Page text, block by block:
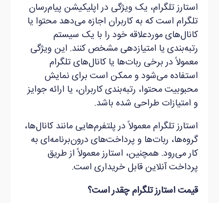
استارز تلگرام، یک ویژگی در اپلیکیشن پیام‌رسان
تلگرام است که به کاربران اجازه می‌دهد محتوا یا
کانال‌های موردعلاقه خود را با یک سیستم
رتبه‌بندی یا امتیازدهی مشخص کنند. این ویژگی
معمولاً در برخی ربات‌ها یا کانال‌های تلگرام
استفاده می‌شود و ممکن است برای نمایش
محبوبیت محتوا، رتبه‌بندی کاربران، یا ارائه جوایز
و امتیازات طراحی شده باشد.
استارز تلگرام معمولاً در پلتفرم‌هایی مانند کانال‌ها،
گروه‌ها، ربات‌ها و پرداخت‌های درون‌برنامه‌ای به
کار می‌رود. همچنین، استارز معمولاً از طریق
پرداخت آنلاین قابل خریداری است.
قیمت استارز تلگرام چقدر است؟